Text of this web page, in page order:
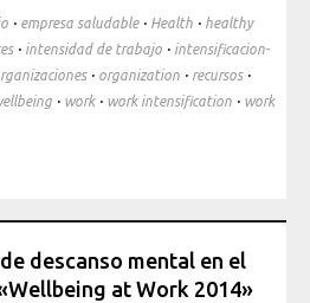
· empresa saludable· Health · healthy
· intensidad de trabajo · intensificacion-
· organization · recursos·
· work· work intensification · work
descanso mental en el
at Work 2014»